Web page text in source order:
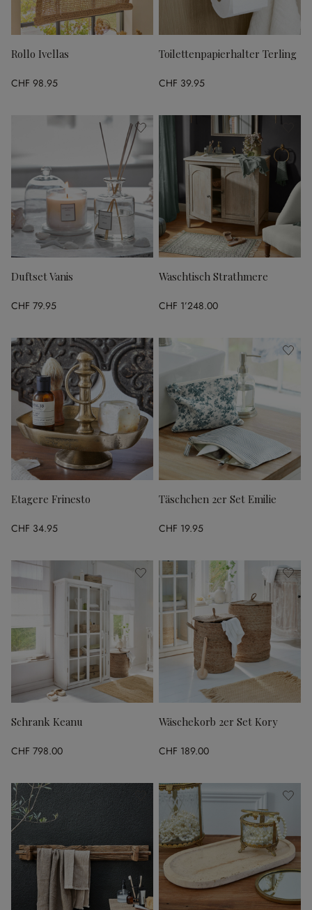
Rollo Ivellas
CHF 98.95
Toilettenpapierhalter Terling
CHF 39.95
Duftset Vanis
CHF 79.95
Waschtisch Strathmere
CHF 1’248.00
Etagere Frinesto
CHF 34.95
Täschchen 2er Set Emilie
CHF 19.95
Schrank Keanu
CHF 798.00
Wäschekorb 2er Set Kory
CHF 189.00